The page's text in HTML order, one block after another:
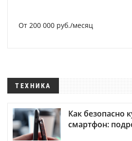
От 200 000 руб./месяц
ТЕХНИКА
Как безопасно
смартфон: